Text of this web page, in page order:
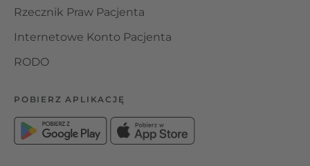
Rzecznik Praw Pacjenta
Internetowe Konto Pacjenta
RODO
POBIERZ APLIKACJĘ